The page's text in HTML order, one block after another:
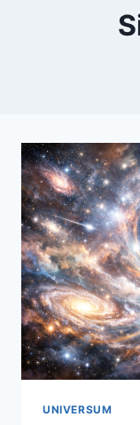
UNIVERSUM